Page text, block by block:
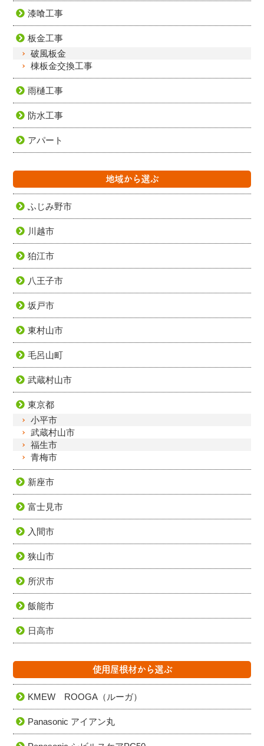
漆喰工事
板金工事
破風板金
棟板金交換工事
雨樋工事
防水工事
アパート
地域から選ぶ
ふじみ野市
川越市
狛江市
八王子市
坂戸市
東村山市
毛呂山町
武蔵村山市
東京都
小平市
武蔵村山市
福生市
青梅市
新座市
富士見市
入間市
狭山市
所沢市
飯能市
日高市
使用屋根材から選ぶ
KMEW ROOGA（ルーガ）
Panasonic アイアン丸